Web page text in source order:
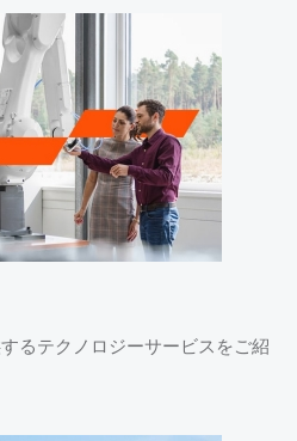
るテクノロジーサービスをご紹